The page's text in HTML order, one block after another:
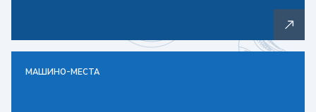
МАШИНО-МЕСТА